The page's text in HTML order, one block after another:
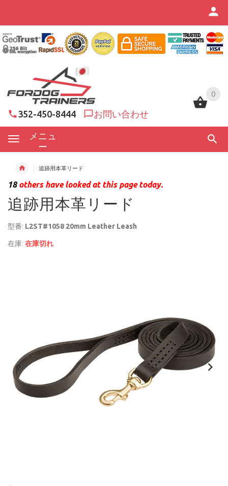
0
352-450-8444 お問い合わせ
メニュ
ー
0
追跡用本革リード
18others have looked at this page today.
追跡用本革リード
型番: L2ST#1058 20mm Leather Leash
在庫: 在庫切れ